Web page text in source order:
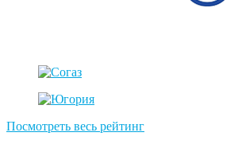
Посмотреть весь рейтинг